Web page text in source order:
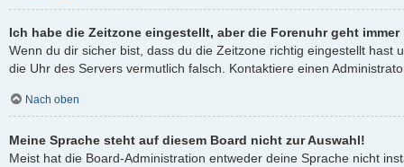
Ich habe die Zeitzone eingestellt, aber die Forenuhr geht
Wenn du dir sicher bist, dass du die Zeitzone richtig eingestellt hast
die Uhr des Servers vermutlich falsch. Kontaktiere einen
Nach oben
Meine Sprache steht auf diesem Board nicht zur Auswahl!
Meist hat die Board-Administration entweder deine Sprache nicht